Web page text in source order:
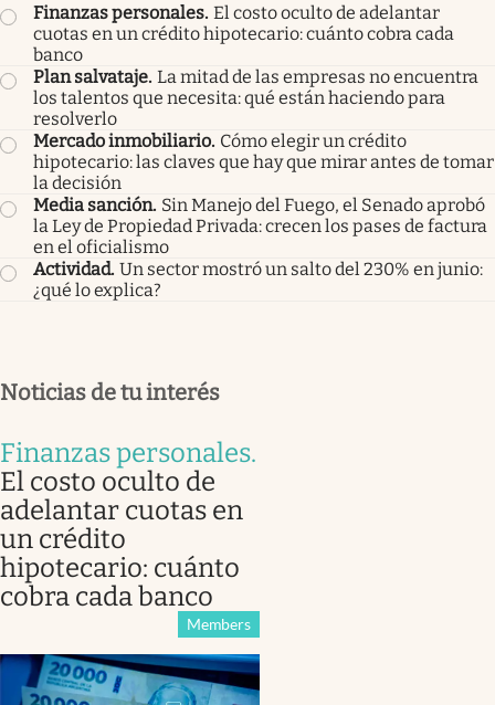
Finanzas personales. El costo oculto de adelantar
cuotas en un crédito hipotecario: cuánto cobra cada
banco
Plan salvataje. La mitad de las empresas no encuentra
los talentos que necesita: qué están haciendo para
resolverlo
Mercado inmobiliario. Cómo elegir un crédito
hipotecario: las claves que hay que mirar antes de tomar
la decisión
Media sanción. Sin Manejo del Fuego, el Senado aprobó
la Ley de Propiedad Privada: crecen los pases de factura
en el oficialismo
Actividad. Un sector mostró un salto del 230% en junio:
¿qué lo explica?
Noticias de tu interés
Finanzas personales.
El costo oculto de
adelantar cuotas en
un crédito
hipotecario: cuánto
cobra cada banco
Members